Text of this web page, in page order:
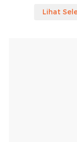
Lihat